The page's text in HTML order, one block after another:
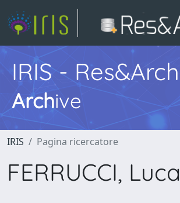
IRIS - Res&Arch
Archive
IRIS Pagina ricercatore
FERRUCCI, Luca